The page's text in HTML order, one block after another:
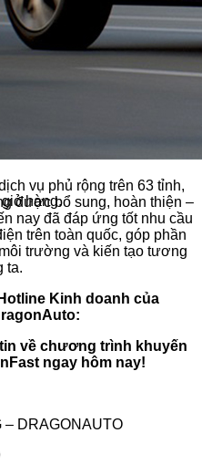
hàng.
vụ phủ rộng trên 63 tỉnh,
được bổ sung, hoàn thiện –
nay đã đáp ứng tốt nhu cầu
trên toàn quốc, góp phần
trường và kiến tạo tương
ta.
Kinh doanh của
về chương trình khuyến
ngay hôm nay!
– DRAGONAUTO